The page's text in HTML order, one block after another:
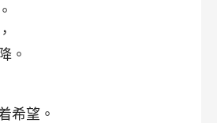
。
希望。